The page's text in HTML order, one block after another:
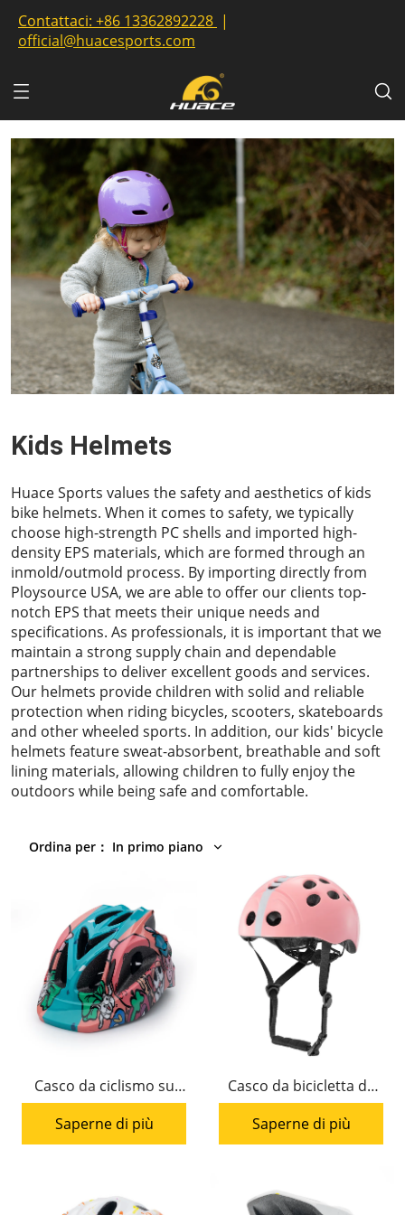
Contattaci: +86 13362892228 |
official@huacesports.com
Kids Helmets
Huace Sports values the safety and aesthetics of kids
bike helmets. When it comes to safety, we typically
choose high-strength PC shells and imported high-
density EPS materials, which are formed through an
inmold/outmold process. By importing directly from
Ploysource USA, we are able to offer our clients top-
notch EPS that meets their unique needs and
specifications. As professionals, it is important that we
maintain a strong supply chain and dependable
partnerships to deliver excellent goods and services.
Our helmets provide children with solid and reliable
protection when riding bicycles, scooters, skateboards
and other wheeled sports. In addition, our kids' bicycle
helmets feature sweat-absorbent, breathable and soft
lining materials, allowing children to fully enjoy the
outdoors while being safe and comfortable.
Ordina per ： In primo piano
Casco da ciclismo su
strada per bambini HC-
020 Design dei cartoni
animati
Saperne di più
Casco da bicicletta da
strada per bambini HC-
038
Saperne di più